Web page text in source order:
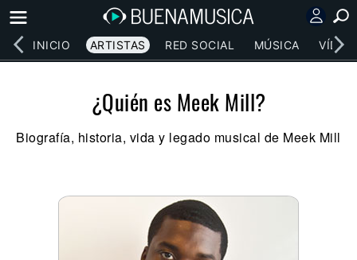
INICIO ARTISTAS RED SOCIAL MÚSICA
¿Quién es Meek Mill?
Biografía, historia, vida y legado musical de Meek Mill